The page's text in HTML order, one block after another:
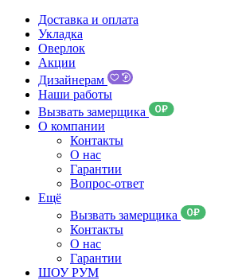
Доставка и оплата
Укладка
Оверлок
Акции
Дизайнерам
Наши работы
Вызвать замерщика
О компании
Контакты
О нас
Гарантии
Вопрос-ответ
Ещё
Вызвать замерщика
Контакты
О нас
Гарантии
ШОУ РУМ